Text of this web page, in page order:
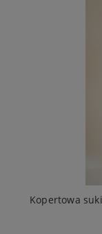
Kopertowa